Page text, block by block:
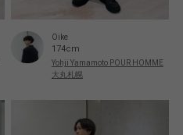
Oike
174cm
Yohji Yamamoto POUR HOMME
大丸札幌